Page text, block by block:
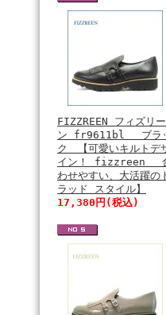
FIZZREEN フィズリー
ン fr9611bl ブラ
ク 【可愛いキルトデ
イン！ fizzreen
わせやすい、大活躍の
ラッド スタイル】
17,380円(税込)